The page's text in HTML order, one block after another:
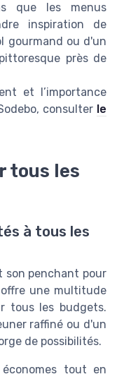
que les menus
inspiration de
gourmand ou d'un
près de
et l’importance
consulter le
tous les
à tous les
son penchant pour
offre une multitude
tous les budgets.
raffiné ou d'un
de possibilités.
tout en